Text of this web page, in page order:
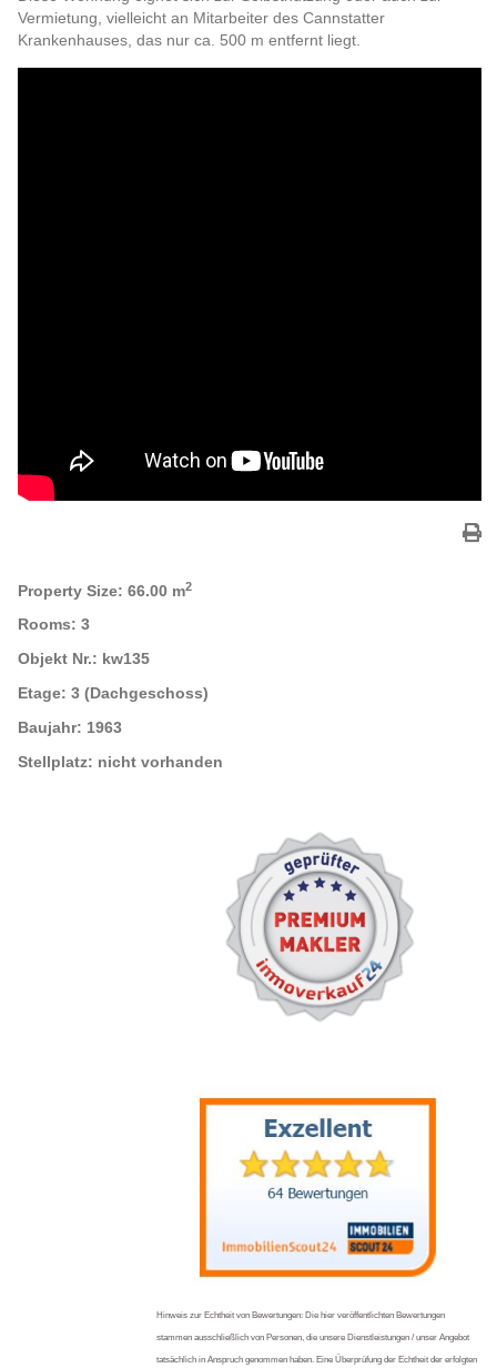
Vermietung, vielleicht an Mitarbeiter des Cannstatter
Krankenhauses, das nur ca. 500 m entfernt liegt.
Property Size: 66.00 m2
Rooms: 3
Objekt Nr.: kw135
Etage: 3 (Dachgeschoss)
Baujahr: 1963
Stellplatz: nicht vorhanden
Hinweis zur Echtheit von Bewertungen: Die hier veröffentlichten Bewertungen
stammen ausschließlich von Personen, die unsere Dienstleistungen / unser Angebot
tatsächlich in Anspruch genommen haben. Eine Überprüfung der Echtheit der erfolgten